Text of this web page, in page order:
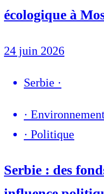
écologique à
24 juin 2026
Serbie ·
·
· Politique
Serbie : des